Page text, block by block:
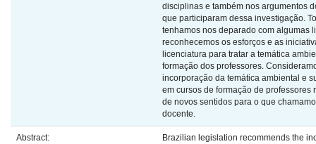
disciplinas e também nos argumentos
que participaram dessa investigação.
tenhamos nos deparado com algumas
reconhecemos os esforços e as
licenciatura para tratar a temática
formação dos professores.
incorporação da temática ambiental e
em cursos de formação de professores
de novos sentidos para o que
docente.
Abstract:
Brazilian legislation recommends the